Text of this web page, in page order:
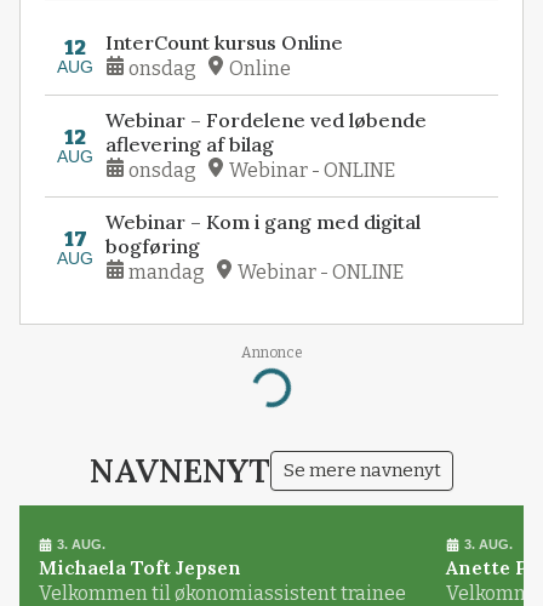
12
AUG
InterCount kursus Online
onsdag Online
12
AUG
Webinar – Fordelene ved løbende
aflevering af bilag
onsdag Webinar - ONLINE
17
AUG
Webinar – Kom i gang med digital
bogføring
mandag Webinar - ONLINE
Annonce
Loading...
NAVNENYT Se mere navnenyt
3. AUG.
Michaela Toft Jepsen
Velkommen til økonomiassistent trainee
3. AUG.
Anette